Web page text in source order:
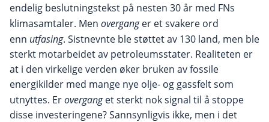
endelig beslutningstekst på nesten 30 år med FNs
klimasamtaler. Men overganger et svakere ord
enn utfasing. Sistnevnte ble støttet av 130 land, men ble
sterkt motarbeidet av petroleumsstater. Realiteten er
at i den virkelige verden øker bruken av fossile
energikilder med mange nye olje- og gassfelt som
utnyttes. Eroverganget sterkt nok signal til å stoppe
disse investeringene? Sannsynligvis ikke, men i det